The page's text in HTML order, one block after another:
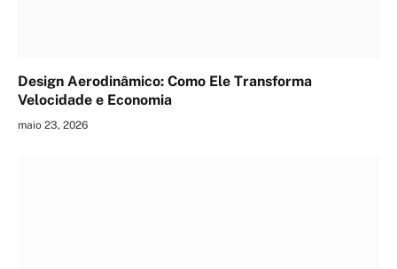
Design Aerodinâmico: Como Ele Transforma
Velocidade e Economia
maio 23, 2026